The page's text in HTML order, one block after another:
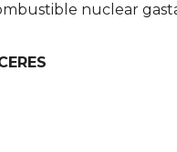
nuclear